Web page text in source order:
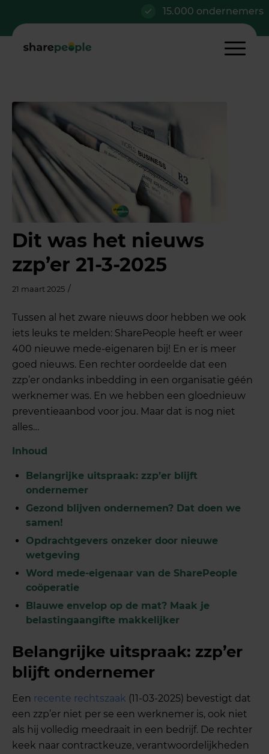
15.000 ondernemers
Dit was het nieuws
zzp’er 21-3-2025
21 maart 2025 /
Tussen al het zware nieuws door hebben we ook
iets leuks te melden: SharePeople heeft er weer
400 nieuwe mede-eigenaren bij! En er is meer
goed nieuws. Een rechter oordeelde dat een
zzp’er ondanks inbedding in een organisatie géén
werknemer was. En we hebben een gloednieuw
preventieaanbod voor jou. Maar dat is nog niet
alles…
Inhoud
Belangrijke uitspraak: zzp’er blijft
ondernemer
Gezond blijven ondernemen? Dat doen we
samen!
Opdrachtgevers onzeker door nieuwe
wetgeving
Word mede-eigenaar van de SharePeople
coöperatie
Blauwe envelop op de mat? Maak je
belastingaangifte makkelijker
Belangrijke uitspraak: zzp’er
blijft ondernemer
Een recente rechtszaak (11-03-2025) bevestigt dat
een zzp’er niet per se een werknemer is, ook niet
als hij volledig meedraait in een bedrijf. De rechter
keek naar contractkeuze, verantwoordelijkheden